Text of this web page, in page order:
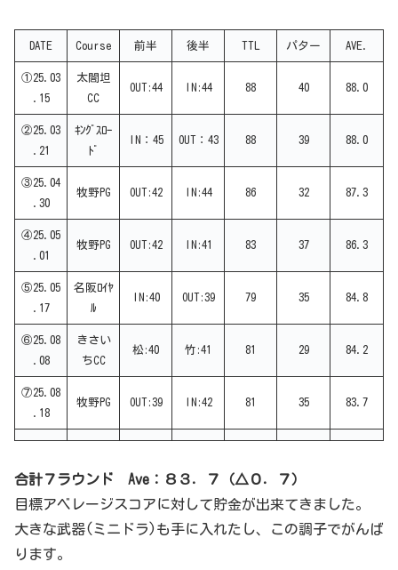
DATE Course 前半 後半 TTL パター AVE.
①25.03
.15
太閤坦
CC
OUT:44 IN:44 88 40 88.0
②25.03
.21
ｷﾝｸﾞｽﾛｰ
ﾄﾞ
IN：45 OUT：43 88 39 88.0
③25.04
.30
牧野PG OUT:42 IN:44 86 32 87.3
④25.05
.01
牧野PG OUT:42 IN:41 83 37 86.3
⑤25.05
.17
名阪ﾛｲﾔ
ﾙ
IN:40 OUT:39 79 35 84.8
⑥25.08
.08
きさい
ちCC
松:40 竹:41 81 29 84.2
⑦25.08
.18
牧野PG OUT:39 IN:42 81 35 83.7
合計７ラウンド Ave：８３．７（△０．７）
目標アベレージスコアに対して貯金が出来てきました。
大きな武器(ミニドラ)も手に入れたし、この調子でがんば
ります。